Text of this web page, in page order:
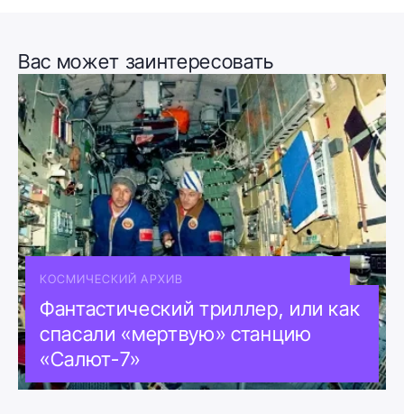
Вас может заинтересовать
КОСМИЧЕСКИЙ АРХИВ
Фантастический триллер, или как
спасали «мертвую» станцию
«Салют-7»